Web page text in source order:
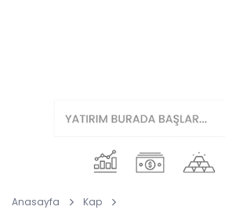
Anasayfa Kap